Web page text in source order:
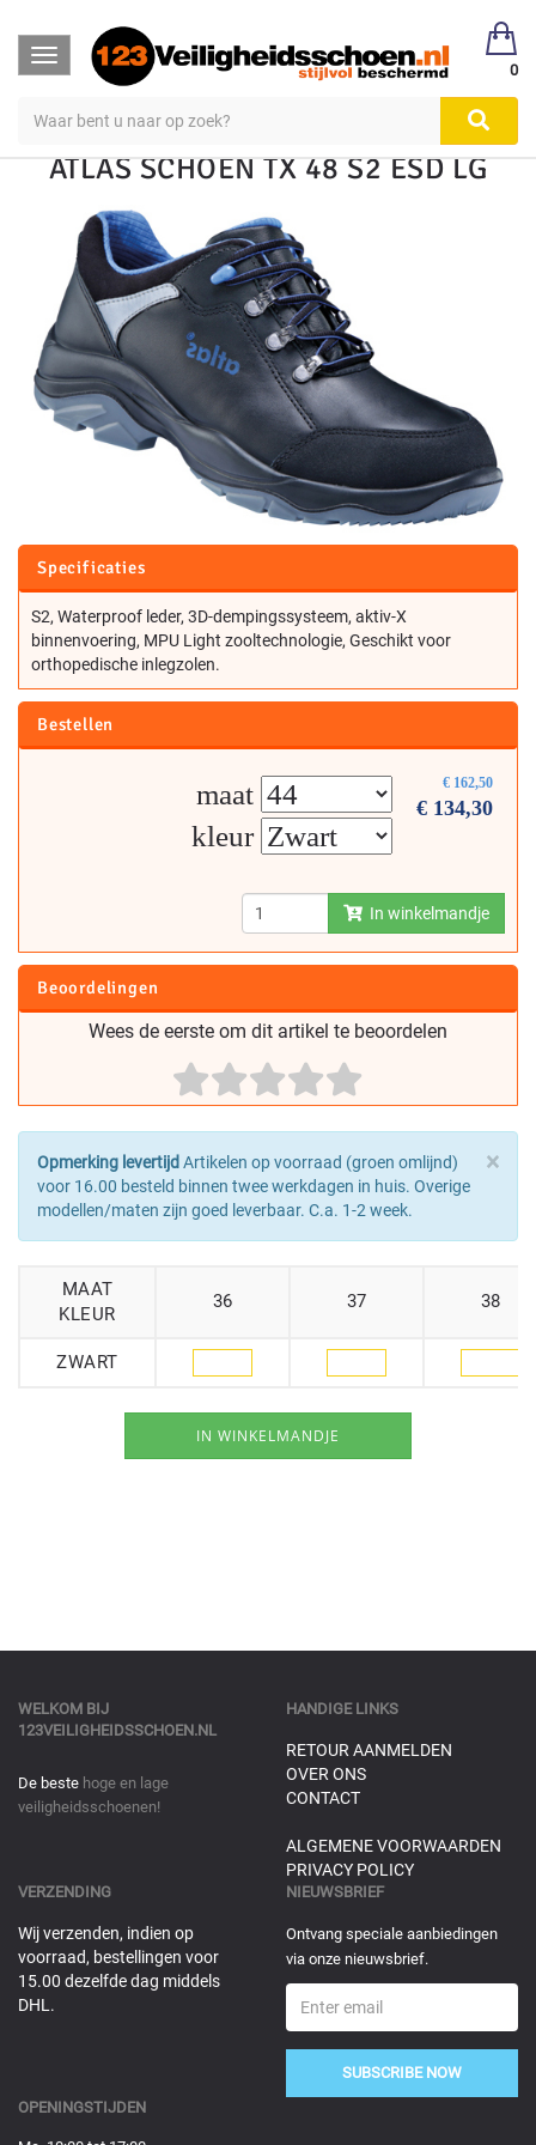
Toggle
navigation
0
123Veiligheidsschoen
Veiligheidsschoenen
Laag S1, S2, S3
ATLAS SCHOEN TX 48 S2 ESD LG
Specificaties
S2, Waterproof leder, 3D-dempingssysteem, aktiv-X
binnenvoering, MPU Light zooltechnologie, Geschikt voor
orthopedische inlegzolen.
Bestellen
€ 162,50
€ 134,30
maat
kleur
In winkelmandje
Beoordelingen
Wees de eerste om dit artikel te beoordelen
×
Opmerking levertijd Artikelen op voorraad (groen omlijnd)
voor 16.00 besteld binnen twee werkdagen in huis. Overige
modellen/maten zijn goed leverbaar. C.a. 1-2 week.
MAAT
KLEUR
36 37 38
ZWART
WELKOM BIJ
123VEILIGHEIDSSCHOEN.NL
De beste hoge en lage
veiligheidsschoenen!
HANDIGE LINKS
RETOUR AANMELDEN
OVER ONS
CONTACT
ALGEMENE VOORWAARDEN
PRIVACY POLICY
VERZENDING
Wij verzenden, indien op
voorraad, bestellingen voor
15.00 dezelfde dag middels
DHL.
NIEUWSBRIEF
Ontvang speciale aanbiedingen
via onze nieuwsbrief.
SUBSCRIBE NOW
OPENINGSTIJDEN